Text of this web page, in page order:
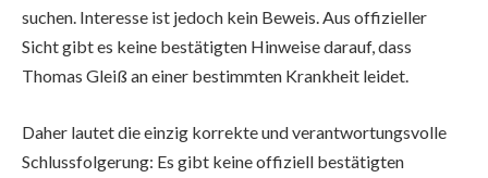
suchen. Interesse ist jedoch kein Beweis. Aus offizieller
Sicht gibt es keine bestätigten Hinweise darauf, dass
Thomas Gleiß an einer bestimmten Krankheit leidet.
Daher lautet die einzig korrekte und verantwortungsvolle
Schlussfolgerung: Es gibt keine offiziell bestätigten